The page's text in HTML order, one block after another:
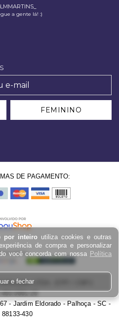
por inteiro utiliza cookies e outras
de compra e personalizar
você concorda com nossa Política
e fechar
a gente lá! :)
FEMININO
DE PAGAMENTO:
LTDA - EPP / CNPJ:
29
- Jardim Eldorado - Palhoça - SC -
430